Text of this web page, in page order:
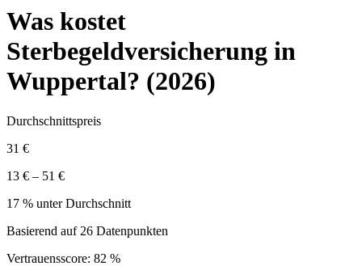
Was kostet
Sterbegeldversicherung in
Wuppertal? (2026)
Durchschnittspreis
31 €
13 € – 51 €
17 % unter Durchschnitt
Basierend auf 26 Datenpunkten
Vertrauensscore: 82 %